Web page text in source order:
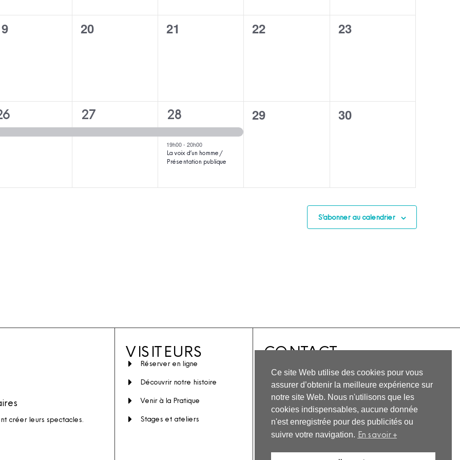
0
20
0
21
0
22
0
23
1
évènement,
27
2
évènements,
28
19h00-20h00
La voix d’un homme /
Présentation publique
0
29
0
30
S’abonner au calendrier
créer leurs spectacles.
VISITEURS
Réserver en ligne
Découvrir notre histoire
Venir à la Pratique
Stages et ateliers
CONTACT
Horaires 09:00-19:00
Sur invitation.
1 Pl. Pillain, 36150 Vatan
Nous écrire
INSTAGRAM
FACEBOOK YOUTUBE
Ce site Web utilise des cookies pour vous
assurer d’obtenir la meilleure expérience sur
notre site Web. Nous n'utilisons que les
cookies indispensables, aucune donnée
n'est enregistrée pour des publicités ou
suivre votre navigation. En savoir +